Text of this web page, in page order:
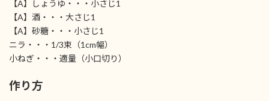
【A】しょうゆ・・・小さじ1
【A】酒・・・大さじ1
【A】砂糖・・・小さじ1
ニラ・・・1/3束（1cm幅）
小ねぎ・・・適量（小口切り）
作り方